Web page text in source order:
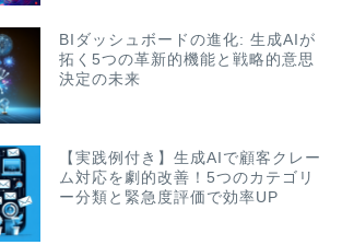
BIダッシュボードの進化: 生成AIが
拓く5つの革新的機能と戦略的意思
決定の未来
【実践例付き】生成AIで顧客クレー
ム対応を劇的改善！5つのカテゴリ
ー分類と緊急度評価で効率UP